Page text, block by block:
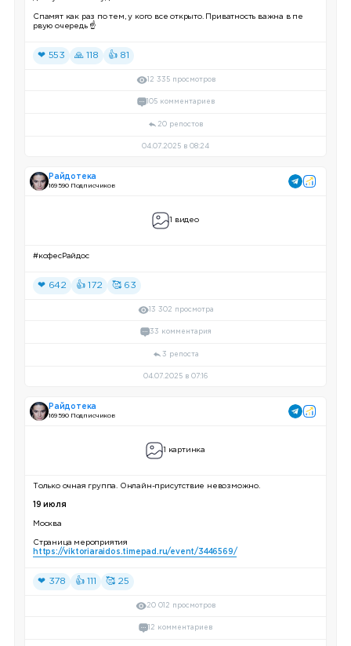
Спамят как раз по тем, у кого все открыто. Приватность важна в пе
рвую очередь ☝️
❤ 553 🙏 118 👍 81
12 335 просмотров
105 комментариев
20 репостов
04.07.2025 в 08:24
Райдотека
169 590 Подписчиков
1 видео
#кофесРайдос
❤ 642 👍 172 🥰 63
13 302 просмотра
33 комментария
3 репоста
04.07.2025 в 07:16
Райдотека
169 590 Подписчиков
1 картинка
Только очная группа. Онлайн-присутствие невозможно.
19 июля
Москва
Страница мероприятия
https://viktoriaraidos.timepad.ru/event/3446569/
❤ 378 👍 111 🥰 25
20 012 просмотров
12 комментариев